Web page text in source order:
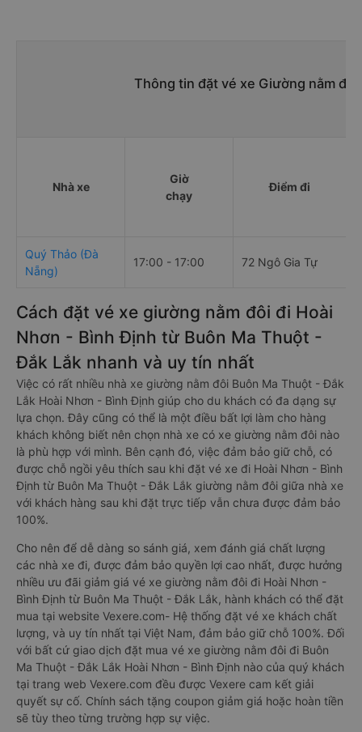
Thông tin đặt vé xe Giường nằm
Nhà xe
Giờ
chạy
Điểm đi
Quý Thảo (Đà
Nẵng)
17:00 - 17:00 72 Ngô Gia Tự
Cách đặt vé xe giường nằm đôi đi Hoài
Nhơn - Bình Định từ Buôn Ma Thuột -
Đắk Lắk nhanh và uy tín nhất
Việc có rất nhiều nhà xe giường nằm đôi Buôn Ma Thuột - Đắk
Lắk Hoài Nhơn - Bình Định giúp cho du khách có đa dạng sự
lựa chọn. Đây cũng có thể là một điều bất lợi làm cho hàng
khách không biết nên chọn nhà xe có xe giường nằm đôi nào
là phù hợp với mình. Bên cạnh đó, việc đảm bảo giữ chỗ, có
được chỗ ngồi yêu thích sau khi đặt vé xe đi Hoài Nhơn - Bình
Định từ Buôn Ma Thuột - Đắk Lắk giường nằm đôi giữa nhà xe
với khách hàng sau khi đặt trực tiếp vẫn chưa được đảm bảo
100%.
Cho nên để dễ dàng so sánh giá, xem đánh giá chất lượng
các nhà xe đi, được đảm bảo quyền lợi cao nhất, được hưởng
nhiều ưu đãi giảm giá vé xe giường nằm đôi đi Hoài Nhơn -
Bình Định từ Buôn Ma Thuột - Đắk Lắk, hành khách có thể đặt
mua tại website Vexere.com- Hệ thống đặt vé xe khách chất
lượng, và uy tín nhất tại Việt Nam, đảm bảo giữ chỗ 100%. Đối
với bất cứ giao dịch đặt mua vé xe giường nằm đôi đi Buôn
Ma Thuột - Đắk Lắk Hoài Nhơn - Bình Định nào của quý khách
tại trang web Vexere.com đều được Vexere cam kết giải
quyết sự cố. Chính sách tặng coupon giảm giá hoặc hoàn tiền
sẽ tùy theo từng trường hợp sự việc.